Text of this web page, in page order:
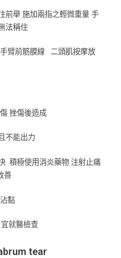
前舉 施加兩指之輕微重量 手
法稱住
臂前筋膜線 二頭肌按摩放
挫傷後造成
不能出力
積極使用消炎藥物 注射止痛
善
黏
就醫檢查
tear